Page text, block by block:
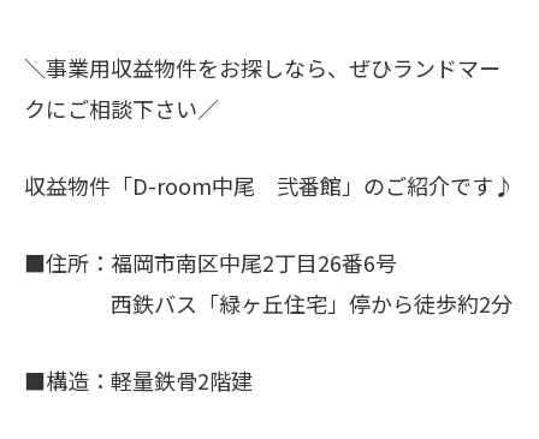
＼事業用収益物件をお探しなら、ぜひランドマー
クにご相談下さい／
収益物件「D-room中尾 弐番館」のご紹介です♪
■住所：福岡市南区中尾2丁目26番6号
西鉄バス「緑ヶ丘住宅」停から徒歩約2分
■構造：軽量鉄骨2階建